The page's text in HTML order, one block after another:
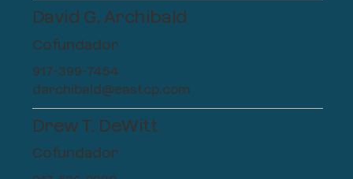
David G. Archibald
Cofundador
917-399-7454
darchibald@eastcp.com
Drew T. DeWitt
Cofundador